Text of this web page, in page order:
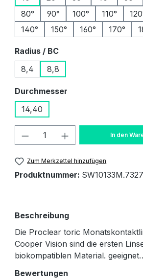
80°
90° 100° 110°
140°
150° 160° 170°
Radius / BCauswählen
8,4
8,8
Durchmesser
14,40
Produkt Anzahl: Gib
In den
Zum Merkzettel hinzufügen
Produktnummer: SW10133M.7327
Beschreibung
Die Proclear toric
Cooper Vision sind die ersten
biokompatiblen Material.
Bewertungen